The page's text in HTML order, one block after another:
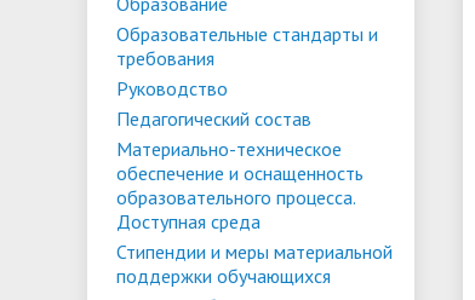
Материально-техническое
обеспечение и оснащенность
образовательного процесса.
Доступная среда
Среднемесячная заработная плата
ректора, проректоров и главного
бухгалтера
Конкурсы и вакансии
Проекты, гранты и конкурсы
Условия обучения инвалидов и лиц
с ОВЗ
Конкурсные списки
Списки зачисленных
Образовательные стандарты и
требования
Руководство
Педагогический состав
Материально-техническое
обеспечение и оснащенность
образовательного процесса.
Доступная среда
Стипендии и меры материальной
поддержки обучающихся